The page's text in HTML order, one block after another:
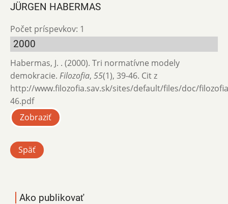
JÜRGEN HABERMAS
Počet príspevkov: 1
2000
Habermas, J. . (2000). Tri normatívne modely
demokracie. Filozofia, 55(1), 39-46. Cit z
http://www.filozofia.sav.sk/sites/default/files/doc/
46.pdf
Zobraziť
Späť
Ako publikovať